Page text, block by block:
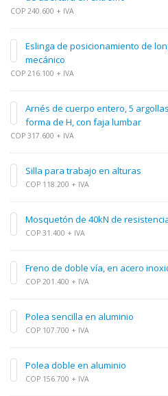
COP 240.600 + IVA
Eslinga de posicionamiento de
mecánico
COP 216.100 + IVA
Arnés de cuerpo entero, 5
forma de H, con faja lumbar
COP 317.600 + IVA
Silla para trabajo en alturas
COP 118.200 + IVA
Mosquetón de 40kN de
COP 31.400 + IVA
Freno de doble vía, en acero
COP 201.400 + IVA
Polea sencilla en aluminio
COP 107.700 + IVA
Polea doble en aluminio
COP 156.700 + IVA